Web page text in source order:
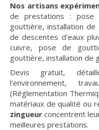
Nos artisans
de prestations : pose
gouttière, installation
de descentes d'eaux
cuivre, pose de
gouttière, installation de
Devis gratuit,
l'environnement,
(Réglementation
matériaux de qualité ou
zingueur concentrent
meilleures prestations.